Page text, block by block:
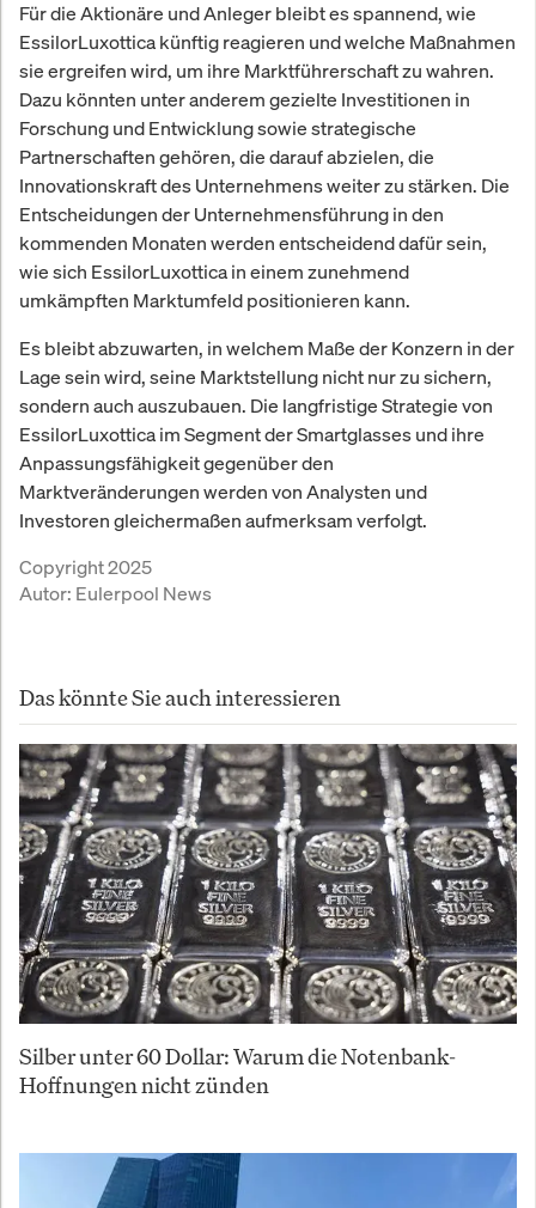
Für die Aktionäre und Anleger bleibt es spannend, wie
EssilorLuxottica künftig reagieren und welche Maßnahmen
sie ergreifen wird, um ihre Marktführerschaft zu wahren.
Dazu könnten unter anderem gezielte Investitionen in
Forschung und Entwicklung sowie strategische
Partnerschaften gehören, die darauf abzielen, die
Innovationskraft des Unternehmens weiter zu stärken. Die
Entscheidungen der Unternehmensführung in den
kommenden Monaten werden entscheidend dafür sein,
wie sich EssilorLuxottica in einem zunehmend
umkämpften Marktumfeld positionieren kann.
Es bleibt abzuwarten, in welchem Maße der Konzern in der
Lage sein wird, seine Marktstellung nicht nur zu sichern,
sondern auch auszubauen. Die langfristige Strategie von
EssilorLuxottica im Segment der Smartglasses und ihre
Anpassungsfähigkeit gegenüber den
Marktveränderungen werden von Analysten und
Investoren gleichermaßen aufmerksam verfolgt.
Copyright 2025
Autor: Eulerpool News
Das könnte Sie auch interessieren
Silber unter 60 Dollar: Warum die Notenbank-
Hoffnungen nicht zünden